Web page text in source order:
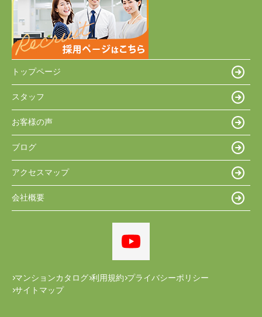
トップページ
スタッフ
お客様の声
ブログ
アクセスマップ
会社概要
マンションカタログ 利用規約 プライバシーポリシー
サイトマップ